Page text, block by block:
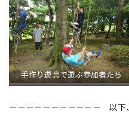
手作り遊具で遊ぶ参加者たち
－－－－－－－－－－－ 以